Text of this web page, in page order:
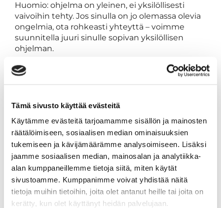
Tämä sivusto käyttää evästeitä
Käytämme evästeitä tarjoamamme sisällön ja mainosten
räätälöimiseen, sosiaalisen median ominaisuuksien
tukemiseen ja kävijämäärämme analysoimiseen. Lisäksi
jaamme sosiaalisen median, mainosalan ja analytiikka-
alan kumppaneillemme tietoja siitä, miten käytät
sivustoamme. Kumppanimme voivat yhdistää näitä
tietoja muihin tietoihin, joita olet antanut heille tai joita on
kerätty, kun olet käyttänyt heidän palvelujaan.
Huomio: ohjelma on yleinen, ei yksilöllisesti
vaivoihin tehty. Jos sinulla on jo olemassa olevia
ongelmia, ota rohkeasti yhteyttä – voimme
suunnitella juuri sinulle sopivan yksilöllisen
ohjelman.
Heli Hult